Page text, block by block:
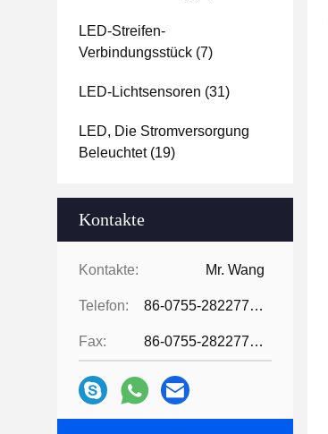
LED-Streifen-
Verbindungsstück (7)
LED-Lichtsensoren (31)
LED, Die Stromversorgung
Beleuchtet(19)
Kontakte
Kontakte: Mr. Wang
Telefon: 86-0755-28227709
Fax: 86-0755-28227709